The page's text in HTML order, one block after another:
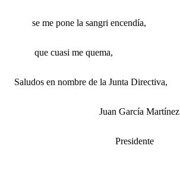
se me pone la sangri encendía,
que cuasi me quema,
Saludos en nombre de la Junta Directiva,
Juan García Martínez
Presidente